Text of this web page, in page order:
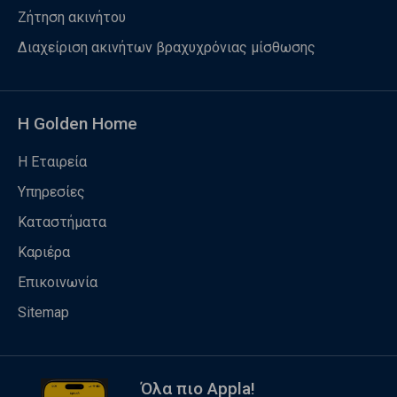
Ζήτηση ακινήτου
Διαχείριση ακινήτων βραχυχρόνιας μίσθωσης
Η Golden Home
Η Εταιρεία
Υπηρεσίες
Καταστήματα
Καριέρα
Επικοινωνία
Sitemap
Όλα πιο Appla!